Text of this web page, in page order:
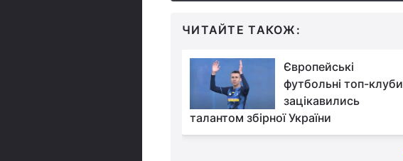
ЧИТАЙТЕ ТАКОЖ:
Європейські
футбольні топ-клуби
зацікавились
талантом збірної України